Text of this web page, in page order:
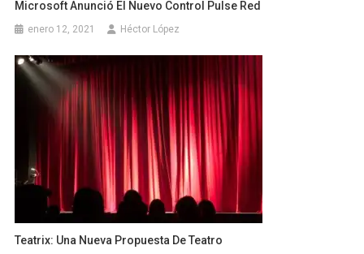
Microsoft Anunció El Nuevo Control Pulse Red
enero 12, 2021 Héctor López
Teatrix: Una Nueva Propuesta De Teatro